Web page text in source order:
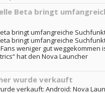
Beta bringt
bringt umfangreiche
bringt umfangreiche
weniger gut weggekommen
hat den Nova Launcher
wurde verkauft
verkauft: Android: Nova